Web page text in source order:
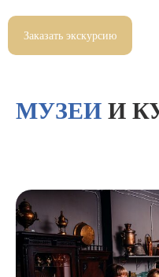
Заказать экскурсию
МУЗЕИ И